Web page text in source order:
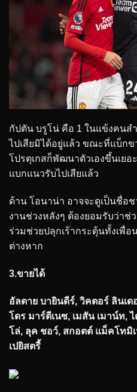
กัปตัน บรูโน่ คือ 1 ในแข้งคนส
ไปเสียมิได้อยู่แล้ว ขณะที่แบ็ก
โปรตุเกสก็พัฒนาตัวเองขึ้นเยอ
แบกแนวรับไปเสียแล้ว
ด้าน โอนาน่า อาจจะดูเป็นชื่อ
งานช่วงหลังๆ ต้องยอมรับว่าช่
ร่วมช่วยปลุกเร้ากระตุ้นทั้งเพื่
ต่างหาก
3.ขายได้
อัลตาย บายินดีร์, วิคตอร์ ลินเ
โดร มาร์ตีเนซ, เมสัน เมาน์ท,
โล่, ลุค ชอว์, สกอตต์ แม็คโทมิ
เปยิสตรี้